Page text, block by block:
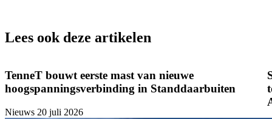
Lees ook deze artikelen
TenneT bouwt eerste mast van nieuwe
hoogspanningsverbinding in Standdaarbuiten
Nieuws 20 juli 2026